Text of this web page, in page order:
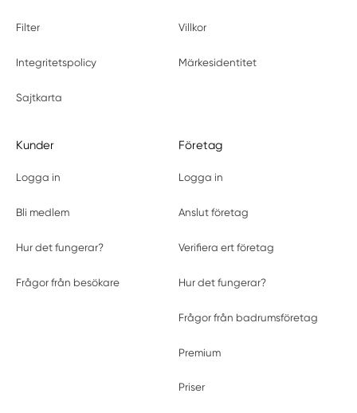
Filter Villkor
Integritetspolicy Märkesidentitet
Sajtkarta
Kunder
Logga in
Bli medlem
Hur det fungerar?
Frågor från besökare
Företag
Logga in
Anslut företag
Verifiera ert företag
Hur det fungerar?
Frågor från badrumsföretag
Premium
Priser